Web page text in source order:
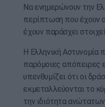
Να ενημερώνουν την
περίπτωση που έχουν
έχουν παράσχει
Η Ελληνική Αστυνομία
παρόμοιες απόπειρες
υπενθυμίζει ότι οι
εκμεταλλεύονται το
την ιδιότητα